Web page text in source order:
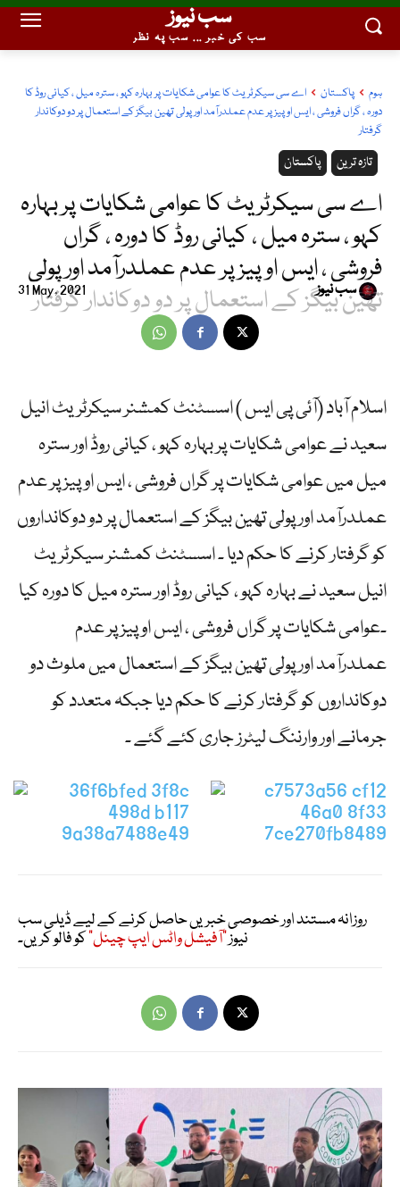
سب نیوز
سب کی خبر ... سب پہ نظر
ہوم پاکستان
اے سی سیکرٹریٹ کا عوامی شکایات پر بہارہ کہو ، سترہ میل ، کیانی روڈ کا
دورہ ، گراں فروشی ، ایس او پیز پر عدم عملدرآمد اور پولی تھین بیگز کے استعمال پر دو دوکاندار
گرفتار
پاکستان تازہ ترین
اے سی سیکرٹریٹ کا عوامی شکایات پر بہارہ
کہو ، سترہ میل ، کیانی روڈ کا دورہ ، گراں
فروشی ، ایس او پیز پر عدم عملدرآمد اور پولی
تھین بیگز کے استعمال پر دو دوکاندار گرفتار
31 May, 2021 سب نیوز
اسلام آباد (آئی پی ایس ) اسسٹنٹ کمشنر سیکرٹریٹ انیل
سعید نے عوامی شکایات پر بہارہ کہو ، کیانی روڈ اور سترہ
میل میں عوامی شکایات پر گراں فروشی ، ایس او پیز پر عدم
عملدرآمد اور پولی تھین بیگز کے استعمال پر دو دوکانداروں
کو گرفتار کرنے کا حکم دیا ۔ اسسٹنٹ کمشنر سیکرٹریٹ
انیل سعید نے بہارہ کہو ، کیانی روڈ اور سترہ میل کا دورہ کیا
۔عوامی شکایات پر گراں فروشی ، ایس او پیز پر عدم
عملدرآمد اور پولی تھین بیگز کے استعمال میں ملوث دو
دوکانداروں کو گرفتار کرنے کا حکم دیا جبکہ متعدد کو
جرمانے اور وارننگ لیٹرز جاری کئے گئے ۔
روزانہ مستند اور خصوصی خبریں حاصل کرنے کے لیے ڈیلی سب
نیوز"آفیشل واٹس ایپ چینل"کو فالو کریں۔